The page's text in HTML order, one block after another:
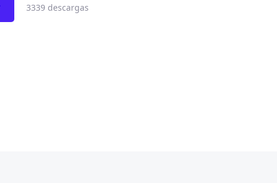
3339 descargas